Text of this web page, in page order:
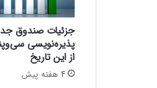
جزئیات صندوق
پذیره‌نویسی
از این تاریخ
4 هفته پیش